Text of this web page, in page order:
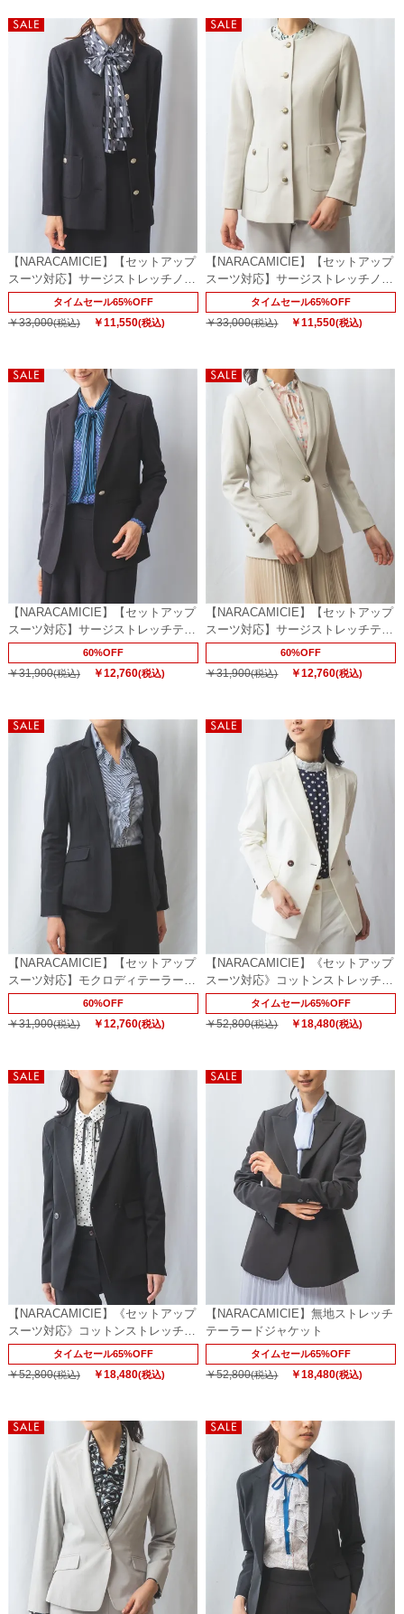
【NARACAMICIE】【セットアップ
スーツ対応】サージストレッチノー
カラージャケットタイムセール65%OFF
￥33,000(税込) ￥11,550(税込)
【NARACAMICIE】【セットアップ
スーツ対応】サージストレッチノー
カラージャケットタイムセール65%OFF
￥33,000(税込) ￥11,550(税込)
【NARACAMICIE】【セットアップ
スーツ対応】サージストレッチテー
ラードジャケット60%OFF
￥31,900(税込) ￥12,760(税込)
【NARACAMICIE】【セットアップ
スーツ対応】サージストレッチテー
ラードジャケット60%OFF
￥31,900(税込) ￥12,760(税込)
【NARACAMICIE】【セットアップ
スーツ対応】モクロディテーラード
ジャケット
60%OFF
￥31,900(税込) ￥12,760(税込)
【NARACAMICIE】《セットアップ
スーツ対応》コットンストレッチジ
ャケットタイムセール65%OFF
￥52,800(税込) ￥18,480(税込)
【NARACAMICIE】《セットアップ
スーツ対応》コットンストレッチジ
ャケットタイムセール65%OFF
￥52,800(税込) ￥18,480(税込)
【NARACAMICIE】無地ストレッチ
テーラードジャケット
タイムセール65%OFF
￥52,800(税込) ￥18,480(税込)